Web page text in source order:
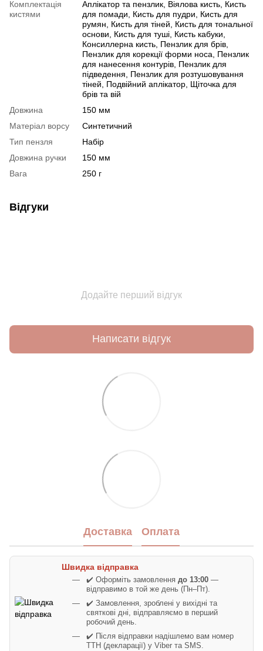
Комплектація
кистями
Аплікатор та пензлик, Віялова кисть, Кисть
для помади, Кисть для пудри, Кисть для
румян, Кисть для тіней, Кисть для тональної
основи, Кисть для туші, Кисть кабуки,
Консиллерна кисть, Пензлик для брів,
Пензлик для корекції форми носа, Пензлик
для нанесення контурів, Пензлик для
підведення, Пензлик для розтушовування
тіней, Подвійний аплікатор, Щіточка для
брів та вій
Довжина
150 мм
Матеріал ворсу
Синтетичний
Тип пензля
Набір
Довжина ручки
150 мм
Вага
250 г
Відгуки
Додайте перший відгук
Написати відгук
Доставка Оплата
Швидка відправка
✔️ Оформіть замовлення до 13:00 —
відправимо в той же день (Пн–Пт).
✔️ Замовлення, зроблені у вихідні та
святкові дні, відправляємо в перший
робочий день.
✔️ Після відправки надішлемо вам номер
ТТН (декларації) у Viber та SMS.